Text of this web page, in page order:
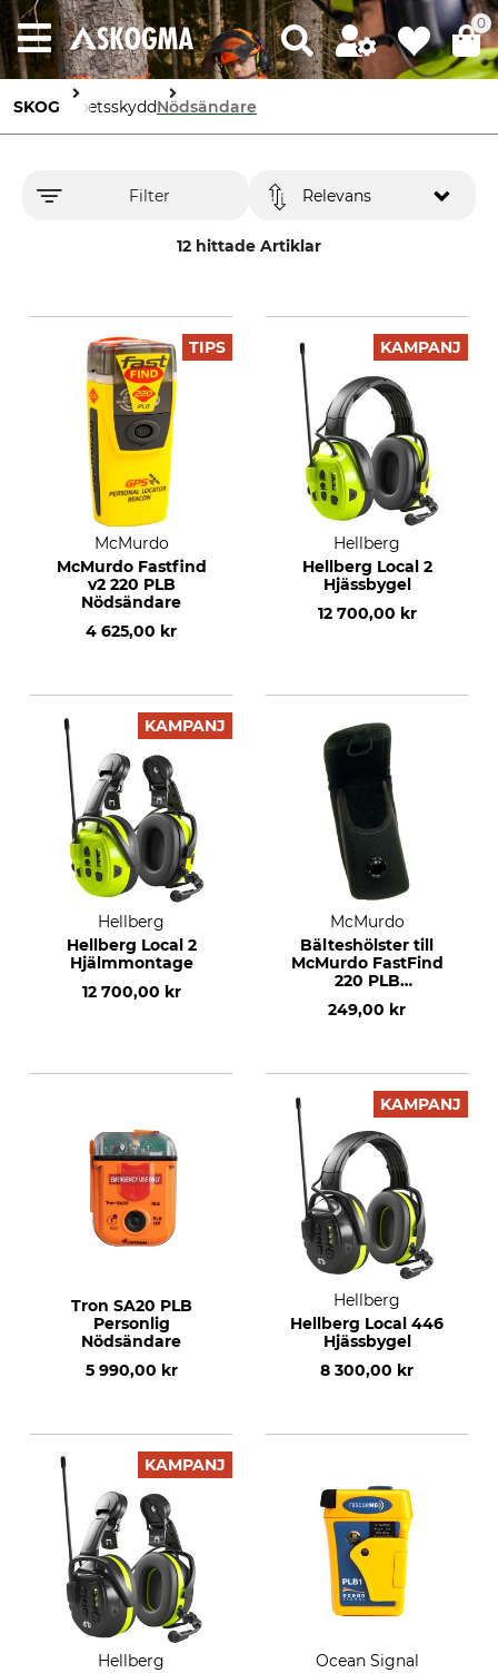
0
SKOG ArbetsskyddNödsändare
Filter
12 hittade Artiklar
Relevans
TIPS
McMurdo
McMurdo Fastfind
v2 220 PLB
Nödsändare
4 625,00 kr
KAMPANJ
Hellberg
Hellberg Local 2
Hjässbygel
12 700,00 kr
KAMPANJ
Hellberg
Hellberg Local 2
Hjälmmontage
12 700,00 kr
McMurdo
Bälteshölster till
McMurdo FastFind
220 PLB
Nödsändare
249,00 kr
Tron SA20 PLB
Personlig
Nödsändare
5 990,00 kr
KAMPANJ
Hellberg
Hellberg Local 446
Hjässbygel
8 300,00 kr
KAMPANJ
Hellberg
Ocean Signal